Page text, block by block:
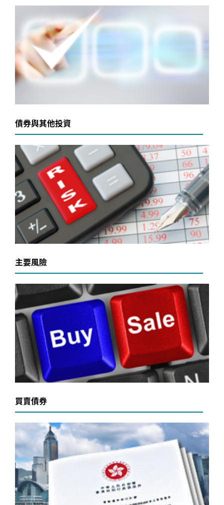
債券與其他投資
主要風險
買賣債券